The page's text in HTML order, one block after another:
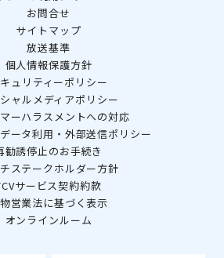
お問合せ
サイトマップ
放送基準
個人情報保護方針
ュリティーポリシー
ャルメディアポリシー
ーハラスメントへの対応
ータ利用・外部送信ポリシー
勧誘停止のお手続き
ステークホルダー方針
サービス契約約款
営業法に基づく表示
オンラインルーム